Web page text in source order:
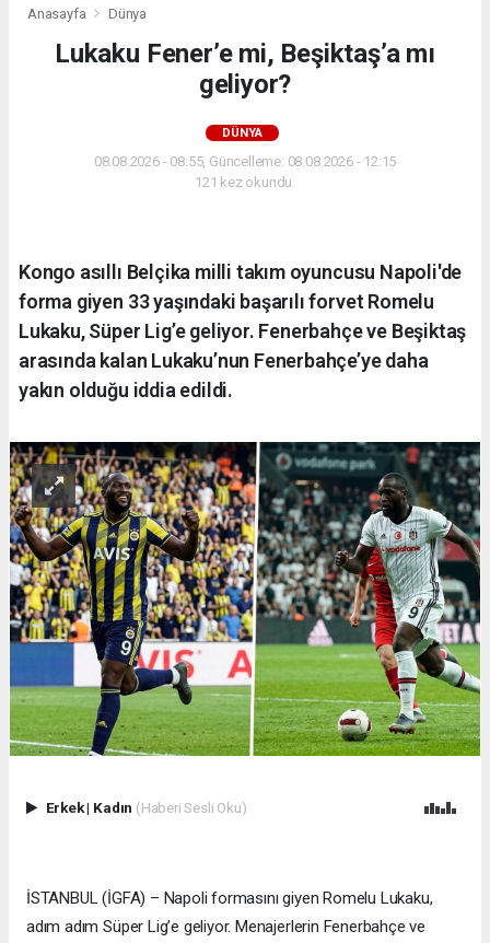
Anasayfa Dünya
Lukaku Fener’e mi, Beşiktaş’a mı
geliyor?
DÜNYA
08.08.2026 - 08:55, Güncelleme: 08.08.2026 - 12:15
121 kez okundu.
Kongo asıllı Belçika milli takım oyuncusu Napoli'de
forma giyen 33 yaşındaki başarılı forvet Romelu
Lukaku, Süper Lig’e geliyor. Fenerbahçe ve Beşiktaş
arasında kalan Lukaku’nun Fenerbahçe’ye daha
yakın olduğu iddia edildi.
Erkek| Kadın (Haberi Sesli Oku)
İSTANBUL (İGFA) – Napoli formasını giyen Romelu Lukaku,
adım adım Süper Lig’e geliyor. Menajerlerin Fenerbahçe ve